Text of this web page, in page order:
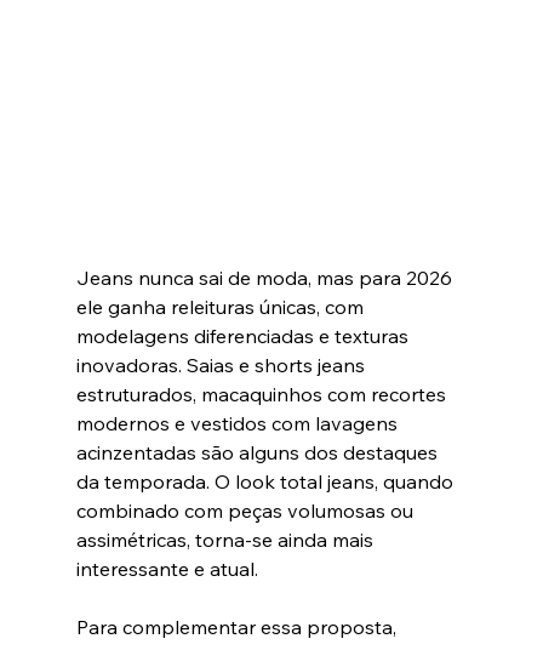
Jeans nunca sai de moda, mas para 2026
ele ganha releituras únicas, com
modelagens diferenciadas e texturas
inovadoras. Saias e shorts jeans
estruturados, macaquinhos com recortes
modernos e vestidos com lavagens
acinzentadas são alguns dos destaques
da temporada. O look total jeans, quando
combinado com peças volumosas ou
assimétricas, torna-se ainda mais
interessante e atual.
Para complementar essa proposta,